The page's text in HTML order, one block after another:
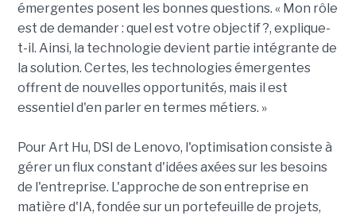
émergentes posent les bonnes questions. « Mon rôle
est de demander : quel est votre objectif ?, explique-
t-il. Ainsi, la technologie devient partie intégrante de
la solution. Certes, les technologies émergentes
offrent de nouvelles opportunités, mais il est
essentiel d'en parler en termes métiers. »
Pour Art Hu, DSI de Lenovo, l'optimisation consiste à
gérer un flux constant d'idées axées sur les besoins
de l'entreprise. L'approche de son entreprise en
matière d'IA, fondée sur un portefeuille de projets,